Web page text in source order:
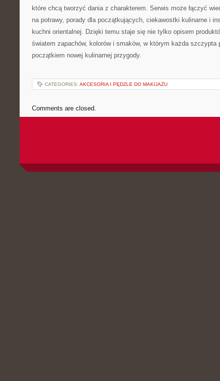
które chcą tworzyć dania z charakterem. Serwis może łączyć
na potrawy, porady dla początkujących, ciekawostki kulinarne i
kuchni orientalnej. Dzięki temu staje się nie tylko opisem
światem zapachów, kolorów i smaków, w którym każda szczypta
początkiem nowej kulinarnej przygody.
CATEGORIES: AKCESORIA I PĘDZLE DO MAKIJAŻU
Comments are closed.